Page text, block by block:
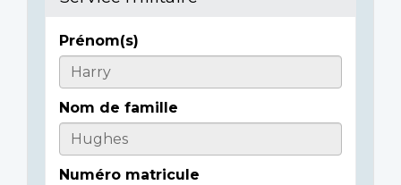
Casualty
Details
Prénom(s)
Nom de famille
Numéro matricule